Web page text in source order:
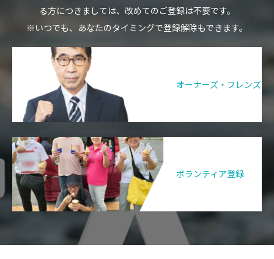
る方につきましては、改めてのご登録は不要です。
※いつでも、あなたのタイミングで登録解除もできます。
オーナーズ・フレンズ
ボランティア登録